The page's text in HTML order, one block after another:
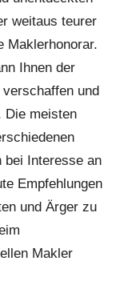
weitaus teurer
Maklerhonorar.
Ihnen der
und
Die meisten
bei Interesse an
Empfehlungen
und Ärger zu
Makler